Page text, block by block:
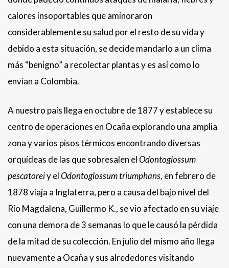
calores insoportables que aminoraron
considerablemente su salud por el resto de su vida y
debido a esta situación, se decide mandarlo a un clima
más “benigno” a recolectar plantas y es así como lo
envían a Colombia.
A nuestro país llega en octubre de 1877 y establece su
centro de operaciones en Ocaña explorando una amplia
zona y varios pisos térmicos encontrando diversas
orquídeas de las que sobresalen elOdontoglossum
pescatoreiy elOdontoglossum triumphans, en febrero de
1878 viaja a Inglaterra, pero a causa del bajo nivel del
Río Magdalena, Guillermo K., se vio afectado en su viaje
con una demora de 3 semanas lo que le causó la pérdida
de la mitad de su colección. En julio del mismo año llega
nuevamente a Ocaña y sus alrededores visitando